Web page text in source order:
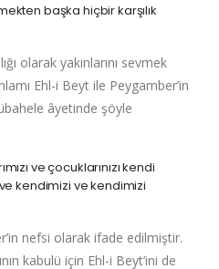
başka hiçbir karşılık
olarak yakınlarını sevmek
Ehl-i Beyt ile Peygamber’in
âyetinde şöyle
ve çocuklarınızı kendi
ve kendimizi ve kendimizi
nefsi olarak ifade edilmiştir.
kabulü için Ehl-i Beyt’ini de